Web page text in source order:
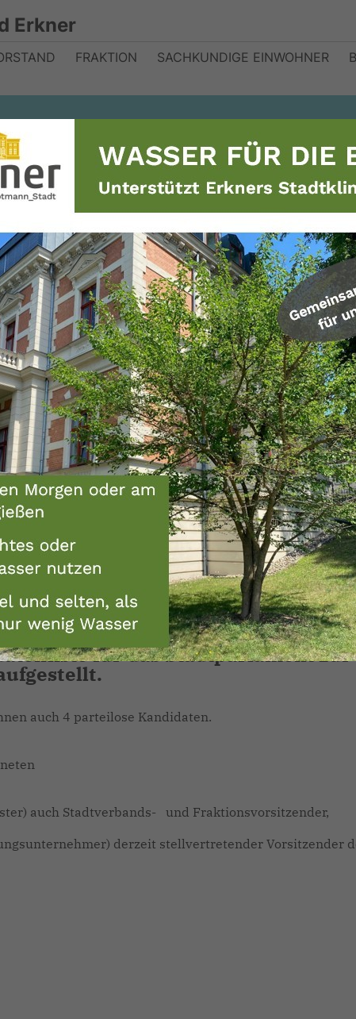
Erkner
FRAKTION SACHKUNDIGE EINWOHNER
für das Stadtparlament zur
auch 4 parteilose Kandidaten.
auch Stadtverbands- und Fraktionsvorsitzender,
derzeit stellvertretender Vorsitzender